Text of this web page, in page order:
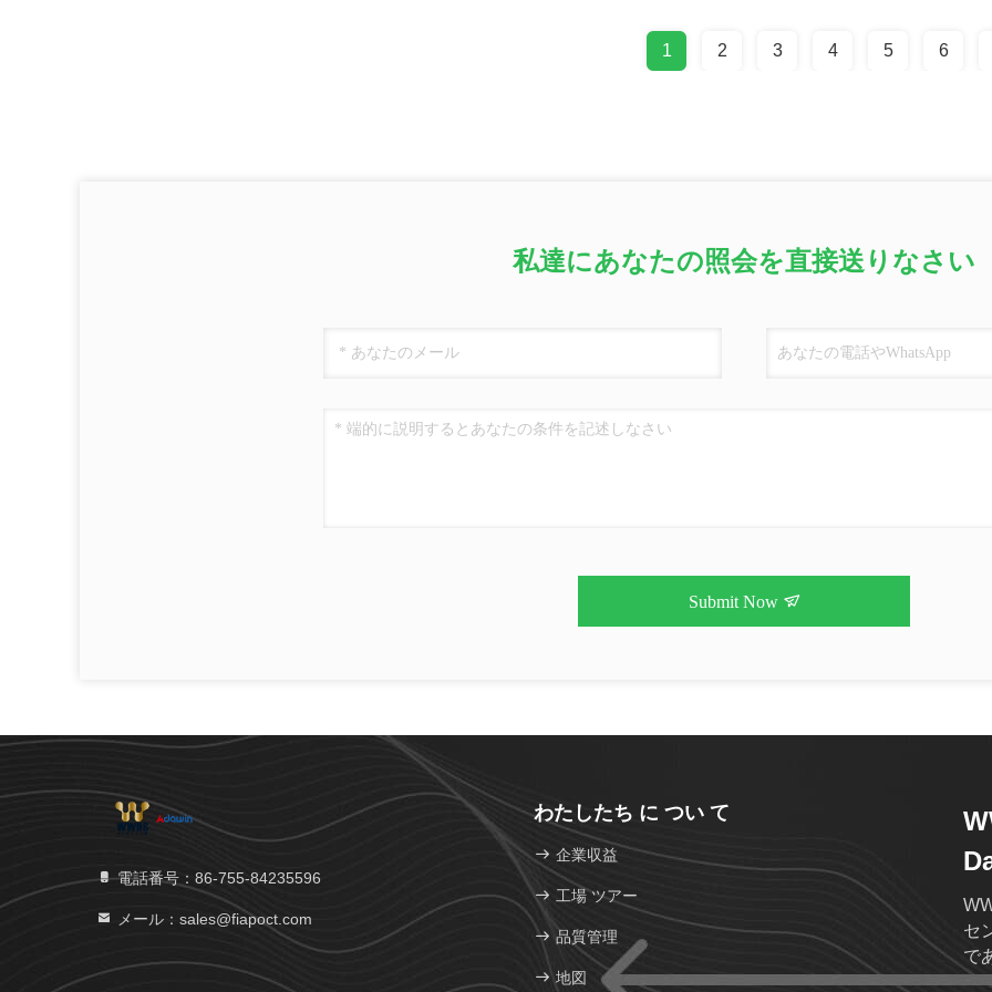
1 2 3 4 5 6
私達にあなたの照会を直接送りなさい
Submit Now
電話番号：86-755-84235596
メール：sales@fiapoct.com
わたしたち に つい て
企業収益
工場 ツアー
品質管理
地図
セ
で